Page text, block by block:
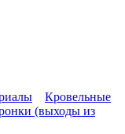
Кровельные
(выходы из